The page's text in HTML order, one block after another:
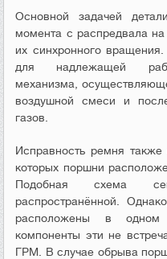
Основной задачей
момента с распредвала
их синхронного
для надлежащей
механизма,
воздушной смеси и
газов.
Исправность ремня
которых поршни
Подобная схема
распространённой.
расположены в одном
компоненты эти не
ГРМ. В случае обрыва